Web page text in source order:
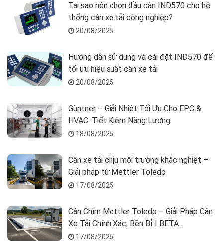
Tại sao nên chọn đầu cân IND570 cho hệ
thống cân xe tải công nghiệp?
20/08/2025
Hướng dẫn sử dụng và cài đặt IND570 để
tối ưu hiệu suất cân xe tải
20/08/2025
Güntner – Giải Nhiệt Tối Ưu Cho EPC &
HVAC: Tiết Kiệm Năng Lượng
18/08/2025
Cân xe tải chịu môi trường khắc nghiệt –
Giải pháp từ Mettler Toledo
17/08/2025
Cân Chìm Mettler Toledo – Giải Pháp Cân
Xe Tải Chính Xác, Bền Bỉ | BETA
SOLUTION.
17/08/2025